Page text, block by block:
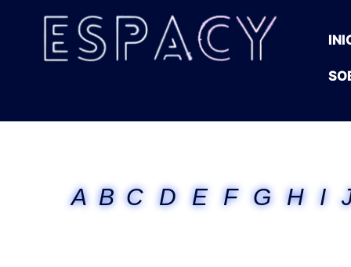
A B C D E F G H I